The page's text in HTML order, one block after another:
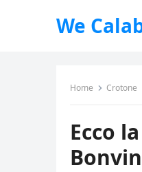
We
Home Crotone
Ecco